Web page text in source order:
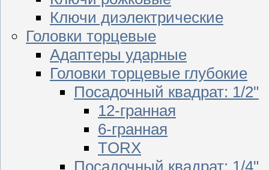
Ключи диэлектрические
Головки торцевые
Адаптеры ударные
Головки торцевые глубокие
Посадочный квадрат: 1/2"
12-гранная
6-гранная
TORX
Посадочный квадрат: 1/4"